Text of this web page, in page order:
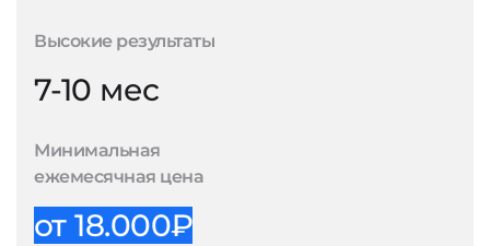
Высокие результаты
7-10 мес
Минимальная
ежемесячная цена
от 18.000₽